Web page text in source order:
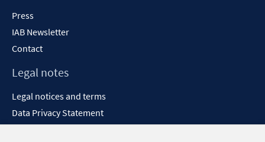
Press
IAB Newsletter
Contact
Legal notes
Legal notices and terms
Data Privacy Statement